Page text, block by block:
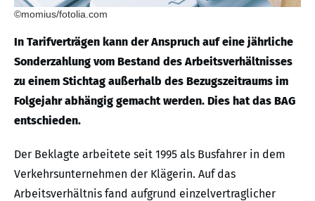
©momius/fotolia.com
In Tarifverträgen kann der Anspruch auf eine jährliche
Sonderzahlung vom Bestand des Arbeitsverhältnisses
zu einem Stichtag außerhalb des Bezugszeitraums im
Folgejahr abhängig gemacht werden. Dies hat das BAG
entschieden.
Der Beklagte arbeitete seit 1995 als Busfahrer in dem
Verkehrsunternehmen der Klägerin. Auf das
Arbeitsverhältnis fand aufgrund einzelvertraglicher